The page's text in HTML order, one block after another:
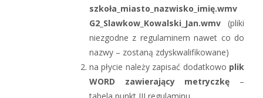
szkoła_miasto_nazwisko_imię.wmv
G2_Slawkow_Kowalski_Jan.wmv (pliki
niezgodne z regulaminem nawet co do
nazwy – zostaną zdyskwalifikowane)
na płycie należy zapisać dodatkowo plik
WORD zawierający metryczkę –